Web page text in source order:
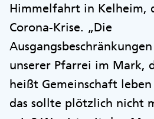
Himmelfahrt in Kelheim,
Corona-Krise. „Die
unserer Pfarrei im Mark,
heißt Gemeinschaft
das sollte plötzlich nicht